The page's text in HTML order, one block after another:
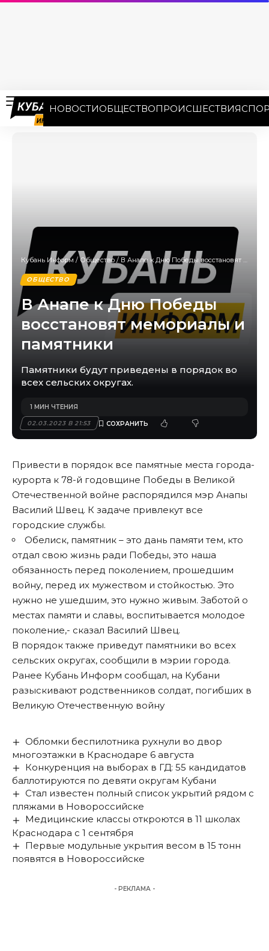
НОВОСТИОБЩЕСТВОПРОИСШЕСТВИЯ
Кубань Информ /Общество / В Анапе к Дню Победы восстановят мемориалы и памятники
ОБЩЕСТВО
В Анапе к Дню Победы
восстановят мемориалы и
памятники
Памятники будут приведены в порядок во
всех сельских округах.
02.03.2023 В 21:53
1 МИН ЧТЕНИЯ
Привести в порядок все памятные места города-
курорта к 78-й годовщине Победы в Великой
Отечественной войне распорядился мэр Анапы
Василий Швец. К задаче привлекут все
городские службы.
Обелиск, памятник – это дань памяти тем, кто
отдал свою жизнь ради Победы, это наша
обязанность перед поколением, прошедшим
войну, перед их мужеством и стойкостью. Это
нужно не ушедшим, это нужно живым. Заботой о
местах памяти и славы, воспитывается молодое
поколение,- сказал Василий Швец.
В порядок также приведут памятники во всех
сельских округах, сообщили в мэрии города.
Ранее Кубань Информ сообщал, на Кубани
разыскивают родственников солдат, погибших в
Великую Отечественную войну
Обломки беспилотника рухнули во двор
многоэтажки в Краснодаре 6 августа
Конкуренция на выборах в ГД: 55 кандидатов
баллотируются по девяти округам Кубани
Стал известен полный список укрытий рядом с
пляжами в Новороссийске
Медицинские классы откроются в 11 школах
Краснодара с 1 сентября
Первые модульные укрытия весом в 15 тонн
появятся в Новороссийске
- РЕКЛАМА -